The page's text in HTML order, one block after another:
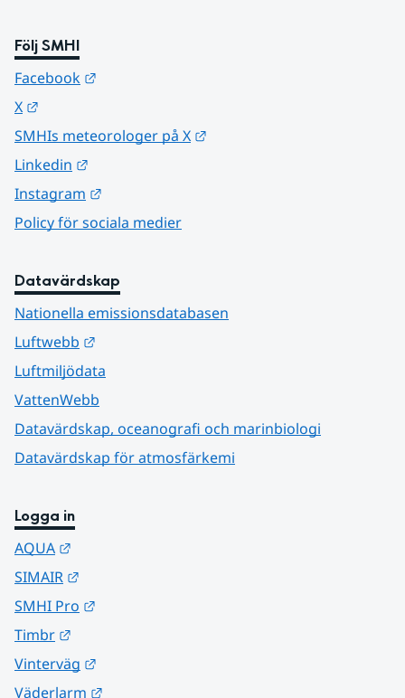
Följ SMHI
Facebook
X
SMHIs meteorologer på X
Linkedin
Instagram
Policy för sociala medier
Datavärdskap
Nationella emissionsdatabasen
Luftwebb
Luftmiljödata
VattenWebb
Datavärdskap, oceanografi och marinbiologi
Datavärdskap för atmosfärkemi
Logga in
AQUA
SIMAIR
SMHI Pro
Timbr
Vinterväg
Väderlarm